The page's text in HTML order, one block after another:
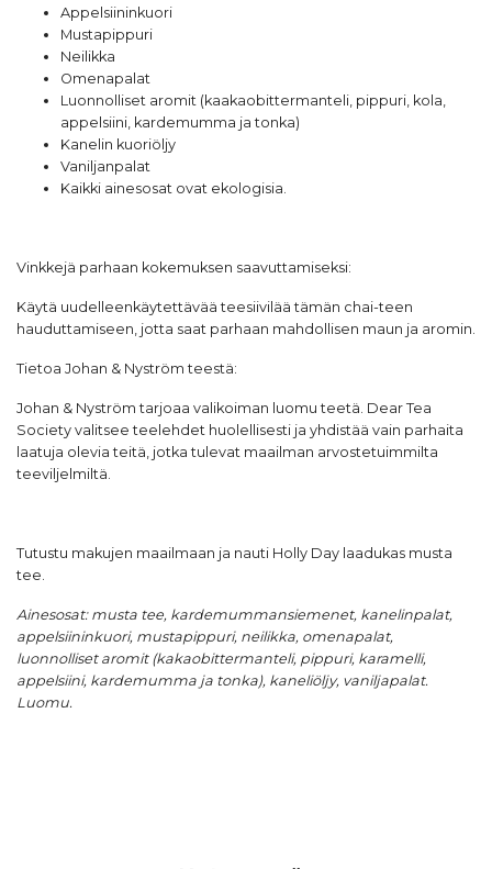
Appelsiininkuori
Mustapippuri
Neilikka
Omenapalat
Luonnolliset aromit (kaakaobittermanteli, pippuri, kola,
appelsiini, kardemumma ja tonka)
Kanelin kuoriöljy
Vaniljanpalat
Kaikki ainesosat ovat ekologisia.
Vinkkejä parhaan kokemuksen saavuttamiseksi:
Käytä uudelleenkäytettävää teesiivilää tämän chai-teen
hauduttamiseen, jotta saat parhaan mahdollisen maun ja aromin.
Tietoa Johan & Nyström teestä:
Johan & Nyström tarjoaa valikoiman luomu teetä. Dear Tea
Society valitsee teelehdet huolellisesti ja yhdistää vain parhaita
laatuja olevia teitä, jotka tulevat maailman arvostetuimmilta
teeviljelmiltä.
Tutustu makujen maailmaan ja nauti Holly Day laadukas musta
tee.
Ainesosat: musta tee, kardemummansiemenet, kanelinpalat,
appelsiininkuori, mustapippuri, neilikka, omenapalat,
luonnolliset aromit (kakaobittermanteli, pippuri, karamelli,
appelsiini, kardemumma ja tonka), kaneliöljy, vaniljapalat.
Luomu.